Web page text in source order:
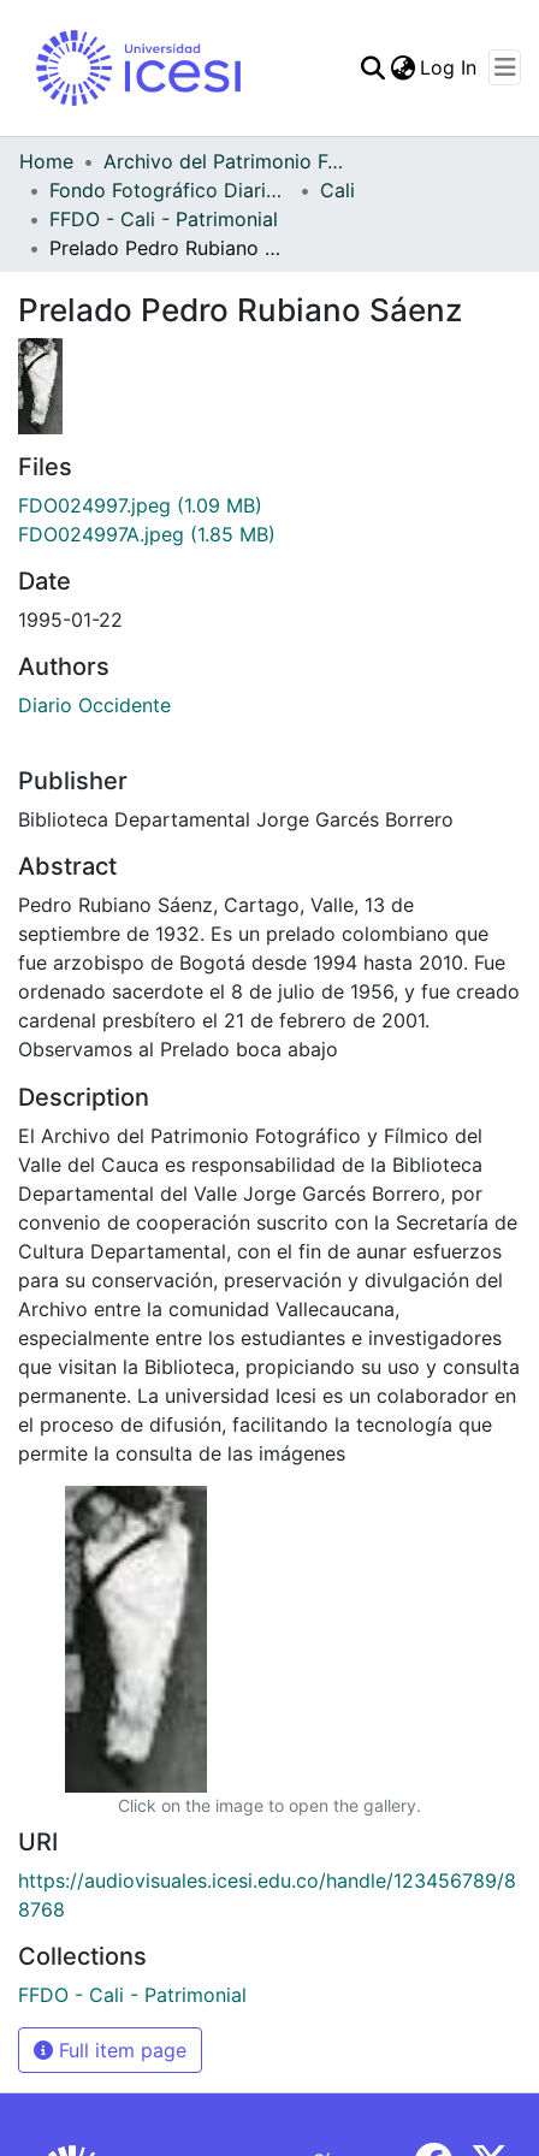
Statistics
Log In
Home
Archivo del Patrimonio Fotográfico y Fílmico del Valle del Cauca
Fondo Fotográfico Diario Occidente
Cali
FFDO - Cali - Patrimonial
Prelado Pedro Rubiano Sáenz
Prelado Pedro Rubiano Sáenz
Files
FDO024997.jpeg (1.09 MB)
FDO024997A.jpeg (1.85 MB)
Date
1995-01-22
Authors
Diario Occidente
Publisher
Biblioteca Departamental Jorge Garcés Borrero
Abstract
Pedro Rubiano Sáenz, Cartago, Valle, 13 de
septiembre de 1932. Es un prelado colombiano que
fue arzobispo de Bogotá desde 1994 hasta 2010. Fue
ordenado sacerdote el 8 de julio de 1956, y fue creado
cardenal presbítero el 21 de febrero de 2001.
Observamos al Prelado boca abajo
Description
El Archivo del Patrimonio Fotográfico y Fílmico del
Valle del Cauca es responsabilidad de la Biblioteca
Departamental del Valle Jorge Garcés Borrero, por
convenio de cooperación suscrito con la Secretaría de
Cultura Departamental, con el fin de aunar esfuerzos
para su conservación, preservación y divulgación del
Archivo entre la comunidad Vallecaucana,
especialmente entre los estudiantes e investigadores
que visitan la Biblioteca, propiciando su uso y consulta
permanente. La universidad Icesi es un colaborador en
el proceso de difusión, facilitando la tecnología que
permite la consulta de las imágenes
Click on the image to open the gallery.
URI
https://audiovisuales.icesi.edu.co/handle/123456789/8
8768
Collections
FFDO - Cali - Patrimonial
Full item page